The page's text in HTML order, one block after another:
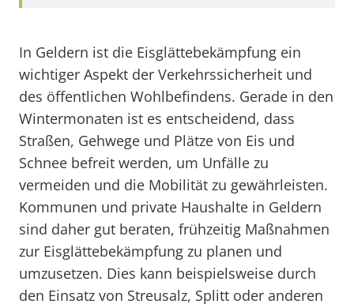
In Geldern ist die Eisglättebekämpfung ein
wichtiger Aspekt der Verkehrssicherheit und
des öffentlichen Wohlbefindens. Gerade in den
Wintermonaten ist es entscheidend, dass
Straßen, Gehwege und Plätze von Eis und
Schnee befreit werden, um Unfälle zu
vermeiden und die Mobilität zu gewährleisten.
Kommunen und private Haushalte in Geldern
sind daher gut beraten, frühzeitig Maßnahmen
zur Eisglättebekämpfung zu planen und
umzusetzen. Dies kann beispielsweise durch
den Einsatz von Streusalz, Splitt oder anderen